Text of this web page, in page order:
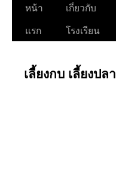
หน้า
แรก
เกี่ยวกับ
โรงเรียน
เลี้ยงกบ เลี้ยงปลา